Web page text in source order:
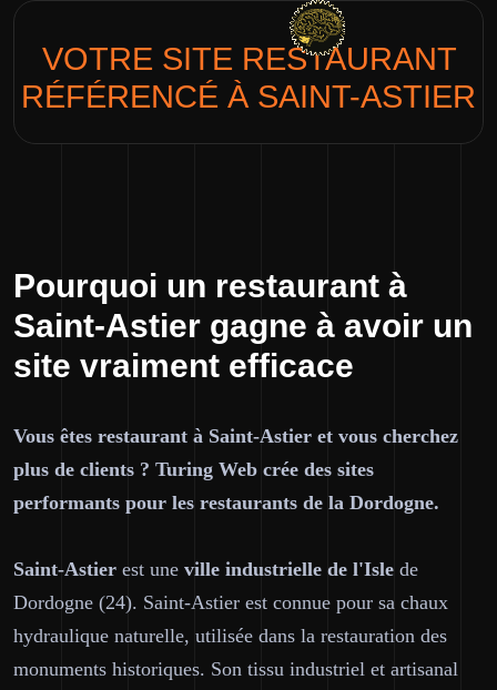
VOTRE SITE RESTAURANT
RÉFÉRENCÉ À SAINT-ASTIER
Pourquoi un restaurant à
Saint-Astier gagne à avoir un
site vraiment efficace
Vous êtes restaurant à Saint-Astier et vous cherchez
plus de clients ? Turing Web crée des sites
performants pour les restaurants de la Dordogne.
Saint-Astier est une ville industrielle de l'Isle de
Dordogne (24). Saint-Astier est connue pour sa chaux
hydraulique naturelle, utilisée dans la restauration des
monuments historiques. Son tissu industriel et artisanal